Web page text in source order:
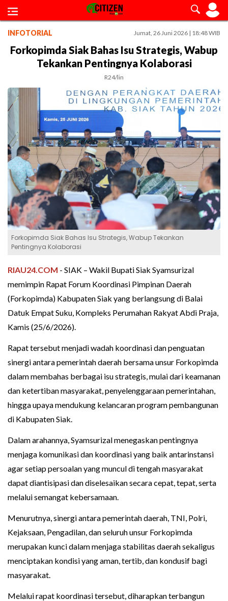
INFOTORIAL Jumat, 26 Juni 2026 | 18:48 WIB
Forkopimda Siak Bahas Isu Strategis, Wabup
Tekankan Pentingnya Kolaborasi
R24/lin
Forkopimda Siak Bahas Isu Strategis, Wabup Tekankan
Pentingnya Kolaborasi
RIAU24.COM - SIAK – Wakil Bupati Siak Syamsurizal
memimpin Rapat Forum Koordinasi Pimpinan Daerah
(Forkopimda) Kabupaten Siak yang berlangsung di Balai
Datuk Empat Suku, Kompleks Perumahan Rakyat Abdi Praja,
Kamis (25/6/2026).
Rapat tersebut menjadi wadah koordinasi dan penguatan
sinergi antara pemerintah daerah bersama unsur Forkopimda
dalam membahas berbagai isu strategis, mulai dari keamanan
dan ketertiban masyarakat, penyelenggaraan pemerintahan,
hingga upaya mendukung kelancaran program pembangunan
di Kabupaten Siak.
Dalam arahannya, Syamsurizal menegaskan pentingnya
menjaga komunikasi dan koordinasi yang baik antarinstansi
agar setiap persoalan yang muncul di tengah masyarakat
dapat diantisipasi dan diselesaikan secara cepat, tepat, serta
melalui semangat kebersamaan.
Menurutnya, sinergi antara pemerintah daerah, TNI, Polri,
Kejaksaan, Pengadilan, dan seluruh unsur Forkopimda
merupakan kunci dalam menjaga stabilitas daerah sekaligus
menciptakan kondisi yang aman, tertib, dan kondusif bagi
masyarakat.
Melalui rapat koordinasi tersebut, diharapkan terbangun